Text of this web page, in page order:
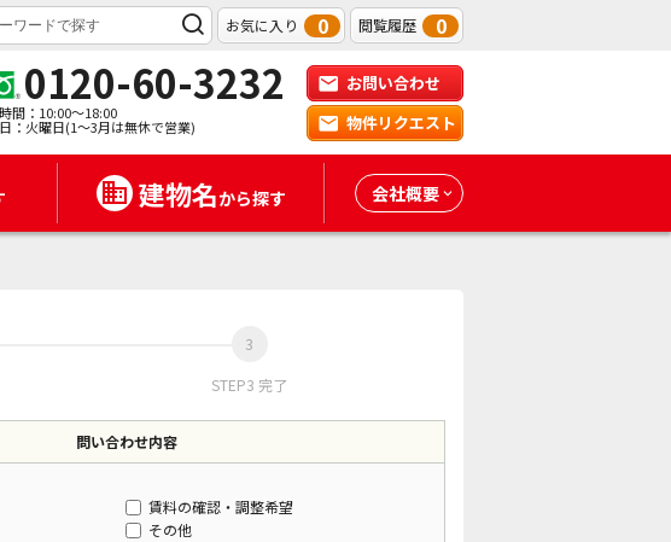
お気に入り 0 閲覧履歴 0
0120-60-3232
間：10:00～18:00
：火曜日(1～3月は無休で営業)
お問い合わせ
物件リクエスト
建物名から探す 会社概要
STEP3 完了
問い合わせ内容
賃料の確認・調整希望
その他